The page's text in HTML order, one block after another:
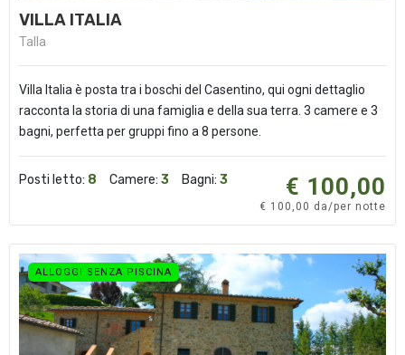
VILLA ITALIA
Talla
Villa Italia è posta tra i boschi del Casentino, qui ogni dettaglio
racconta la storia di una famiglia e della sua terra. 3 camere e 3
bagni, perfetta per gruppi fino a 8 persone.
Posti letto: 8 Camere: 3 Bagni: 3 € 100,00
€ 100,00 da/per notte
ALLOGGI SENZA PISCINA